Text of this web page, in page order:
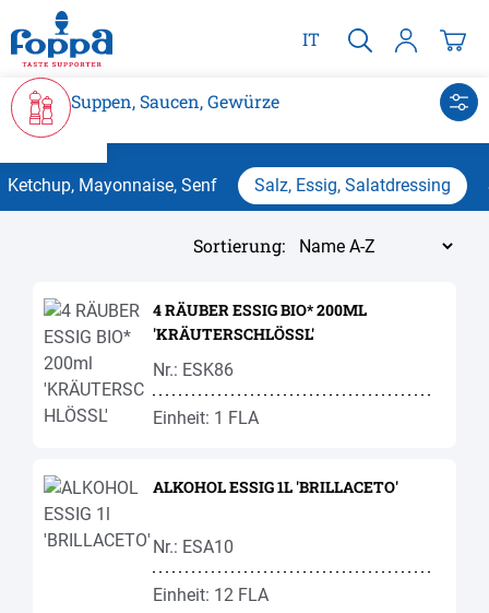
springen
IT
Suppen, Saucen, Gewürze
Ketchup, Mayonnaise, Senf Salz, Essig, Salatdressing
Sortierung:
4 RÄUBER ESSIG BIO* 200ML
'KRÄUTERSCHLÖSSL'
Nr.: ESK86
Einheit: 1 FLA
ALKOHOL ESSIG 1L 'BRILLACETO'
Nr.: ESA10
Einheit: 12 FLA